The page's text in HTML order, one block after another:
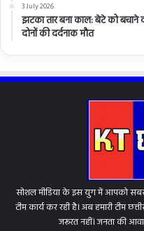
3 July 2026
झटका तार बना काल: बेटे को
दोनों की दर्दनाक मौत
सोशल मीडिया के इस युग में आपको
टीम कार्य कर रही है। अब हमारी टीम
जरूरत नहीं। जनता की